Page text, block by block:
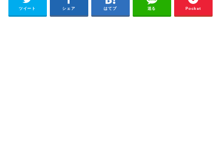
ツイート シェア はてブ 送る Pocket